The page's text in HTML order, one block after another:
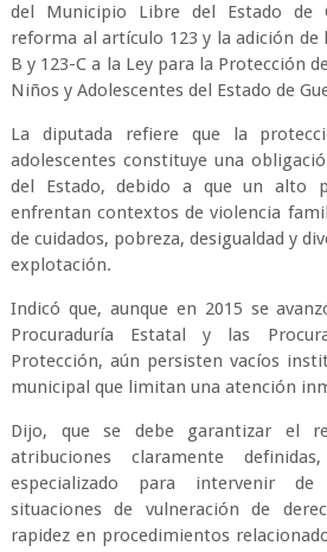
del Municipio Libre del Estado de
reforma al artículo 123 y la adición de
B y 123-C a la Ley para la Protección
Niños y Adolescentes del Estado de
La diputada refiere que la
adolescentes constituye una
del Estado, debido a que un alto
enfrentan contextos de violencia
de cuidados, pobreza, desigualdad y
explotación.
Indicó que, aunque en 2015 se
Procuraduría Estatal y las
Protección, aún persisten vacíos
municipal que limitan una atención
Dijo, que se debe garantizar el
atribuciones claramente
especializado para intervenir
situaciones de vulneración de
rapidez en procedimientos